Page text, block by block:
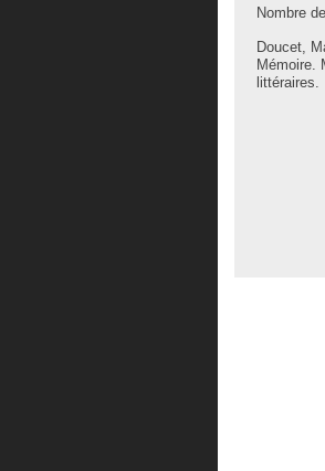
Nombre
Doucet,
Mémoire.
littéraires.